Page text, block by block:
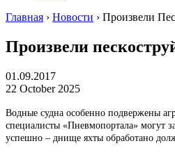
Главная › Новости › Произвели
Произвели
01.09.2017
22 October 2025
Водные судна особенно подвержены
специалисты «Пневмопортала» могут
успешно – днище яхты обработано